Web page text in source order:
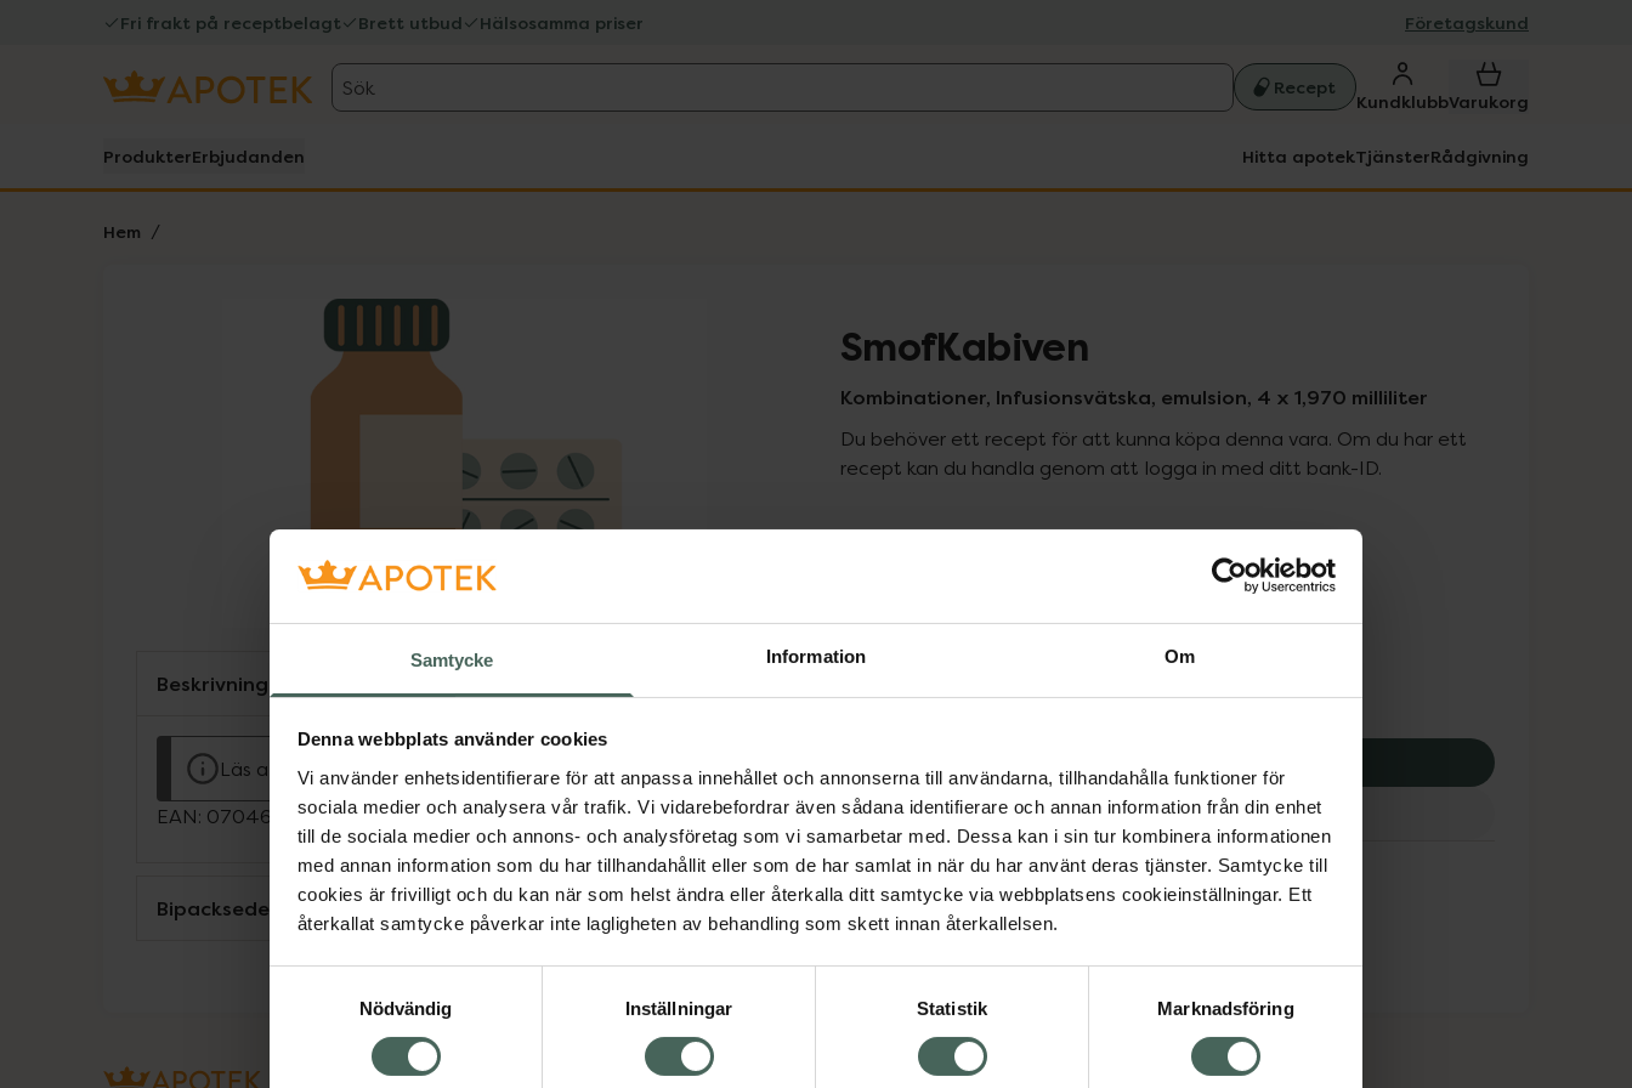
Samtycke Information Om
Denna webbplats använder cookies
Vi använder enhetsidentifierare för att anpassa innehållet och annonserna till användarna, tillhandahålla funktioner för
sociala medier och analysera vår trafik. Vi vidarebefordrar även sådana identifierare och annan information från din enhet
till de sociala medier och annons- och analysföretag som vi samarbetar med. Dessa kan i sin tur kombinera informationen
med annan information som du har tillhandahållit eller som de har samlat in när du har använt deras tjänster. Samtycke till
cookies är frivilligt och du kan när som helst ändra eller återkalla ditt samtycke via webbplatsens cookieinställningar. Ett
återkallat samtycke påverkar inte lagligheten av behandling som skett innan återkallelsen.
Nödvändig
Inställningar Statistik Marknadsföring
Fri frakt på receptbelagt Brett utbud Hälsosamma priser Företagskund
Sök Recept
KundklubbVarukorg
ProdukterErbjudanden Hitta apotekTjänsterRådgivning
Hem
Lista: . Innehåller 1 objekt. SmofKabiven
Kombinationer, Infusionsvätska, emulsion, 4 x 1,970 milliliter
Du behöver ett recept för att kunna köpa denna vara. Om du har ett
recept kan du handla genom att logga in med ditt bank-ID.
Pris med recept
Högkostnadsskyddet gäller
1551,95 kr
I apotek:1551,95 kr
Köp via ditt recept
Aktuella erbjudanden
Beskrivning
Läs alltid bipacksedeln innan användning.
EAN: 07046261546409
Bipacksedel från FASS Visa
Om recept och läkemedel